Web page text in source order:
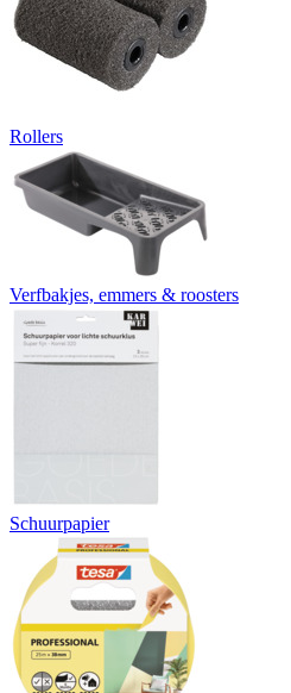
Rollers
Verfbakjes, emmers & roosters
Schuurpapier